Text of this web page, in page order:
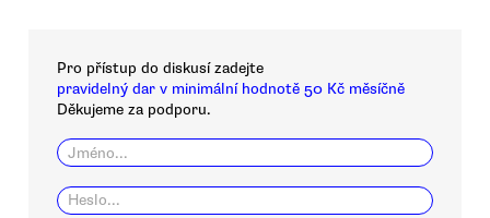
Pro přístup do diskusí zadejte
pravidelný dar v minimální hodnotě 50 Kč měsíčně
Děkujeme za podporu.